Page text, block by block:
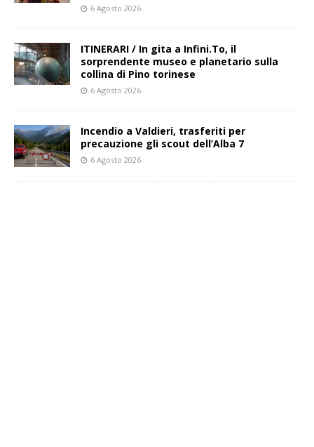
6 Agosto 2026
ITINERARI / In gita a Infini.To, il
sorprendente museo e planetario sulla
collina di Pino torinese
6 Agosto 2026
Incendio a Valdieri, trasferiti per
precauzione gli scout dell’Alba 7
6 Agosto 2026